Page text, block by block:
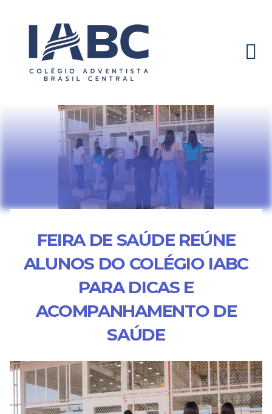
FEIRA DE SAÚDE REÚNE
ALUNOS DO COLÉGIO IABC
PARA DICAS E
ACOMPANHAMENTO DE
SAÚDE